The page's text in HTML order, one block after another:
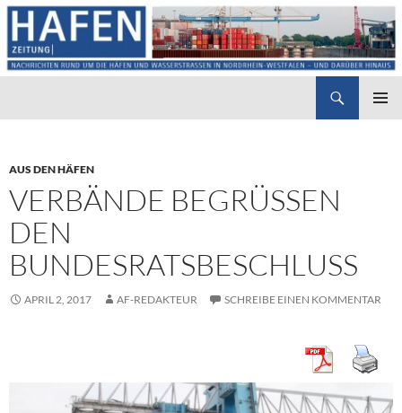
AUS DEN HÄFEN
VERBÄNDE BEGRÜSSEN D
EN B
UNDESRATSBESCHLUSS
APRIL 2, 2017 AF-REDAKTEUR SCHREIBE EINEN KOMMENTAR